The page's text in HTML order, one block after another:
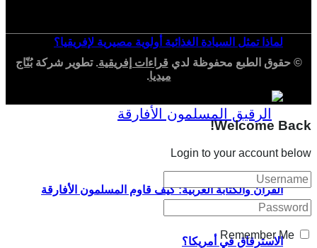
لماذا تمثل السيادة الغذائية أولوية مصيرية لإفريقيا؟
القرآن والكتابة العربية: كيف قاوم المسلمون الأفارقة
الاسترقاق في أمريكا؟
© حقوق الطبع محفوظة لدي قراءات إفريقية. تطوير شركةبُنّاج
ميديا.
Welcome Back!
Login to your account below
Remember Me